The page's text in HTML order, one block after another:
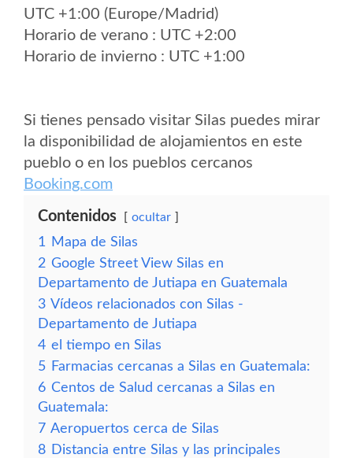
UTC +1:00 (Europe/Madrid)
Horario de verano : UTC +2:00
Horario de invierno : UTC +1:00
Si tienes pensado visitar Silas puedes mirar
la disponibilidad de alojamientos en este
pueblo o en los pueblos cercanos
Booking.com
Contenidos ocultar
1
Mapa de Silas
2 Google Street View Silas en
Departamento de Jutiapa en Guatemala
3 Vídeos relacionados con Silas -
Departamento de Jutiapa
4 el tiempo en Silas
5 Farmacias cercanas a Silas en Guatemala:
6 Centos de Salud cercanas a Silas en
Guatemala:
7 Aeropuertos cerca de Silas
8 Distancia entre Silas y las principales